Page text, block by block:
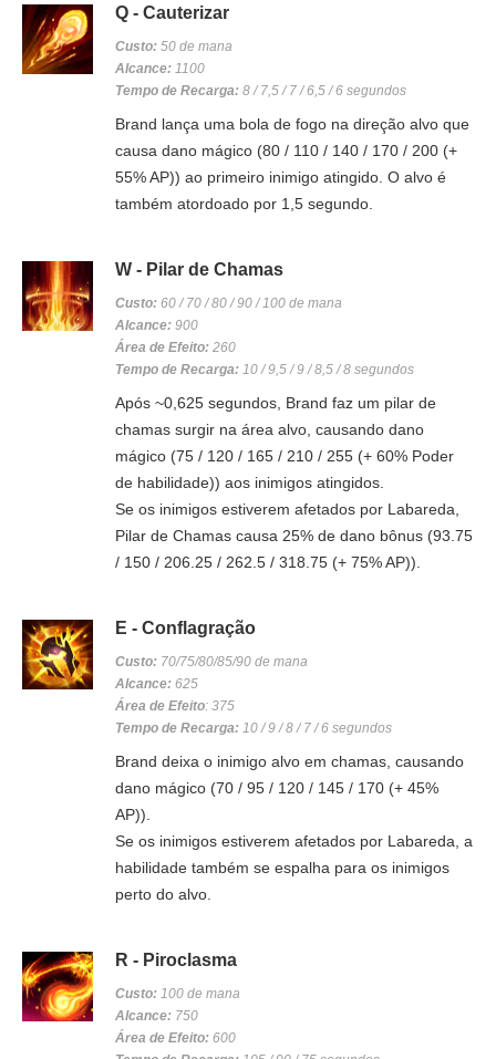
Q - Cauterizar
Custo:50 de mana
Alcance:1100
Tempo de Recarga: 8 / 7,5 / 7 / 6,5 / 6 segundos
Brand lança uma bola de fogo na direção alvo que
causa dano mágico (80 / 110 / 140 / 170 / 200 (+
55% AP)) ao primeiro inimigo atingido. O alvo é
também atordoado por 1,5 segundo.
W - Pilar de Chamas
Custo:60 / 70 / 80 / 90 / 100 de mana
Alcance:900
Área de Efeito: 260
Tempo de Recarga: 10 / 9,5 / 9 / 8,5 / 8 segundos
Após ~0,625 segundos, Brand faz um pilar de
chamas surgir na área alvo, causando dano
mágico (75 / 120 / 165 / 210 / 255 (+ 60% Poder
de habilidade)) aos inimigos atingidos.
Se os inimigos estiverem afetados por Labareda,
Pilar de Chamas causa 25% de dano bônus (93.75
/ 150 / 206.25 / 262.5 / 318.75 (+ 75% AP)).
E - Conflagração
Custo:70/75/80/85/90 de mana
Alcance:625
Área de Efeito: 375
Tempo de Recarga:10 / 9 / 8 / 7 / 6 segundos
Brand deixa o inimigo alvo em chamas, causando
dano mágico (70 / 95 / 120 / 145 / 170 (+ 45%
AP)).
Se os inimigos estiverem afetados por Labareda, a
habilidade também se espalha para os inimigos
perto do alvo.
R - Piroclasma
Custo:100 de mana
Alcance:750
Área de Efeito: 600